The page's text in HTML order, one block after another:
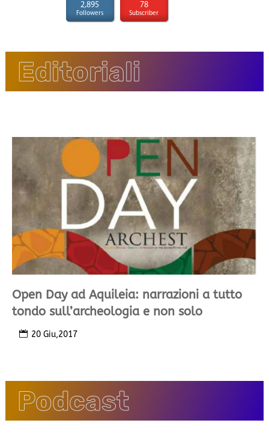
2,895
Followers
78
Subscriber
Editoriali
Open Day ad Aquileia: narrazioni a tutto
tondo sull’archeologia e non solo
20 Giu,2017
Podcast